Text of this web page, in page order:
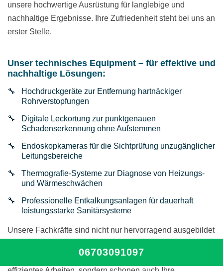
unsere hochwertige Ausrüstung für langlebige und
nachhaltige Ergebnisse. Ihre Zufriedenheit steht bei uns an
erster Stelle.
Unser technisches Equipment – für effektive und
nachhaltige Lösungen:
Hochdruckgeräte zur Entfernung hartnäckiger
Rohrverstopfungen
Digitale Leckortung zur punktgenauen
Schadenserkennung ohne Aufstemmen
Endoskopkameras für die Sichtprüfung unzugänglicher
Leitungsbereiche
Thermografie-Systeme zur Diagnose von Heizungs-
und Wärmeschwächen
Professionelle Entkalkungsanlagen für dauerhaft
leistungsstarke Sanitärsysteme
Unsere Fachkräfte sind nicht nur hervorragend ausgebildet
Werkzeug bis ins Detail. So garantieren wir nicht nur
06703091097